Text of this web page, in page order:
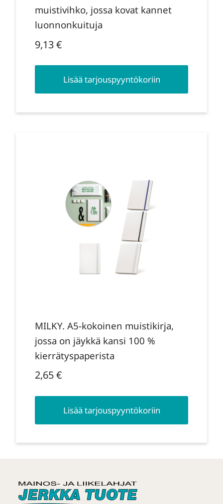
muistivihko, jossa kovat kannet
luonnonkuituja
9,13€
Lisää tarjouspyyntökoriin
MILKY. A5-kokoinen muistikirja,
jossa on jäykkä kansi 100 %
kierrätyspaperista
2,65€
Lisää tarjouspyyntökoriin